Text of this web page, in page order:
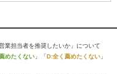
業担当者を推奨したいか」について
めたくない 」「D:全く薦めたくない 」